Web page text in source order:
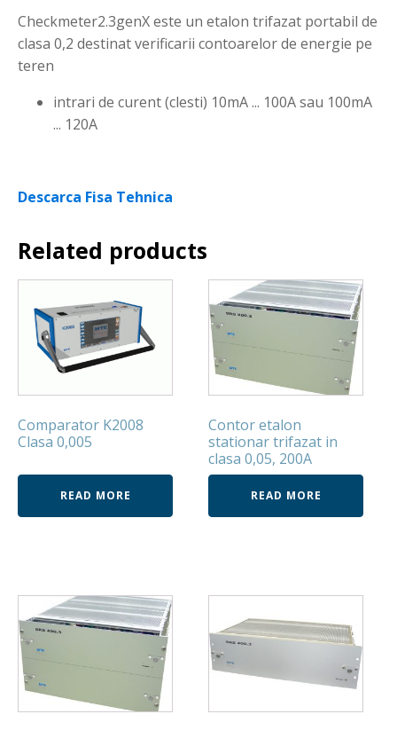
Checkmeter2.3genX este un etalon trifazat portabil de
clasa 0,2 destinat verificarii contoarelor de energie pe
teren
intrari de curent (clesti) 10mA ... 100A sau 100mA
... 120A
Descarca Fisa Tehnica
Related products
Comparator K2008
Clasa 0,005
READ MORE
Contor etalon
stationar trifazat in
clasa 0,05, 200A
READ MORE